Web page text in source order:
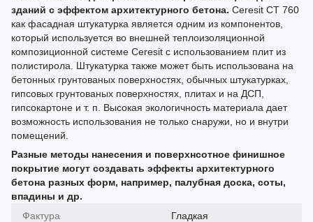
зданий с эффектом архитектурного бетона. Ceresit CT 760
как фасадная штукатурка является одним из компонентов,
который используется во внешней теплоизоляционной
композиционной системе Ceresit с использованием плит из
полистирола. Штукатурка также может быть использована на
бетонных грунтованых поверхностях, обычных штукатурках,
гипсовых грунтованых поверхностях, плитах и на ДСП,
гипсокартоне и т. п. Высокая экологичность материала дает
возможность использования не только снаружи, но и внутри
помещений.
Разные методы нанесения и поверхнсотное финишное
покрытие могут создавать эффекты архитектурного
бетона разных форм, например, палубная доска, соты,
впадины и др.
Фактура
Гладкая